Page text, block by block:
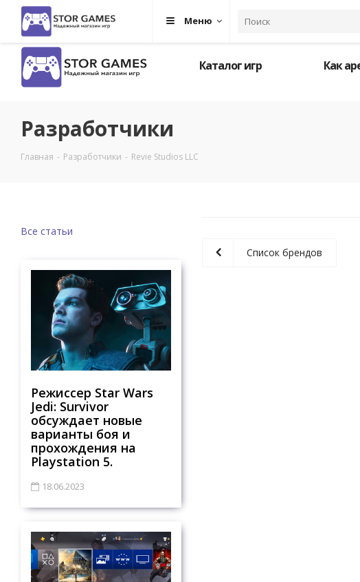
Каталог игр Как
Меню
Разработчики
Главная - Разработчики - Revie Studios LLC
Список брендов
Все статьи
Режиссер Star Wars
Jedi: Survivor
обсуждает новые
варианты боя и
прохождения на
Playstation 5.
18.06.2023